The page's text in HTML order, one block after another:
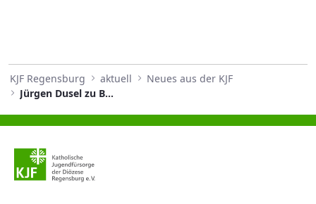
KJF Regensburg aktuell
Neues aus der KJF
Jürgen Dusel zu Besuch in Abensberg